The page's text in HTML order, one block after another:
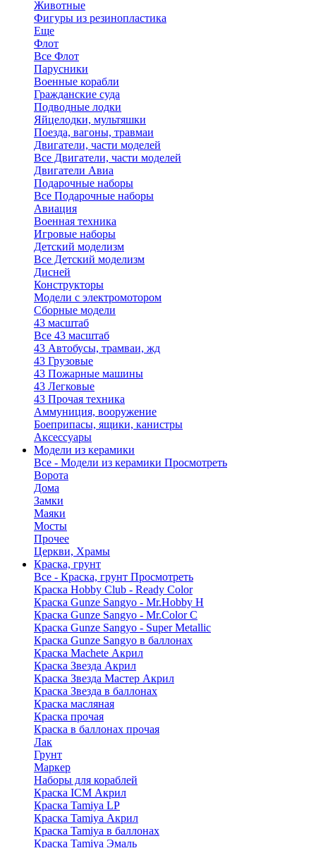
Животные
Фигуры из резинопластика
Еще
Флот
Все Флот
Парусники
Военные корабли
Гражданские суда
Подводные лодки
Яйцелодки, мультяшки
Поезда, вагоны, травмаи
Двигатели, части моделей
Все Двигатели, части моделей
Двигатели Авиа
Подарочные наборы
Все Подарочные наборы
Авиация
Военная техника
Игровые наборы
Детский моделизм
Все Детский моделизм
Дисней
Конструкторы
Модели с электромотором
Сборные модели
43 масштаб
Все 43 масштаб
43 Автобусы, трамваи, жд
43 Грузовые
43 Пожарные машины
43 Легковые
43 Прочая техника
Аммуниция, вооружение
Боеприпасы, ящики, канистры
Аксессуары
Модели из керамики
Все - Модели из керамики Просмотреть
Ворота
Дома
Замки
Маяки
Мосты
Прочее
Церкви, Храмы
Краска, грунт
Все - Краска, грунт Просмотреть
Краска Hobby Club - Ready Color
Краска Gunze Sangyo - Mr.Hobby H
Краска Gunze Sangyo - Mr.Color C
Краска Gunze Sangyo - Super Metallic
Краска Gunze Sangyo в баллонах
Краска Machete Акрил
Краска Звезда Акрил
Краска Звезда Мастер Акрил
Краска Звезда в баллонах
Краска масляная
Краска прочая
Краска в баллонах прочая
Лак
Грунт
Маркер
Наборы для кораблей
Краска ICM Акрил
Краска Tamiya LP
Краска Tamiya Акрил
Краска Tamiya в баллонах
Краска Tamiya Эмаль